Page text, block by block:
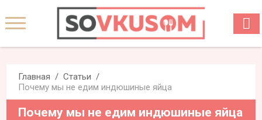
Главная
Статьи
Почему мы не едим индюшиные яйца
Почему мы не едим индюшиные яйца